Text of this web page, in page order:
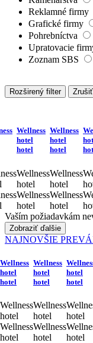
Reklamné firmy
Grafické firmy
Pohrebníctva
Upratovacie
Zoznam SBS
Rozširený filter
Wellness
hotel
hotel
Wellness
hotel
Wellness
hotel
Wellness
hotel
hotel
Wellness
hotel
Wellness
hotel
Vaším požiadavkám
Zobraziť ďalšie
NAJNOVŠIE
Wellness
hotel
hotel
Wellness
hotel
Wellness
hotel
Wellness
hotel
hotel
Wellness
hotel
Wellness
hotel
hotel
hotel
hotel
hotel